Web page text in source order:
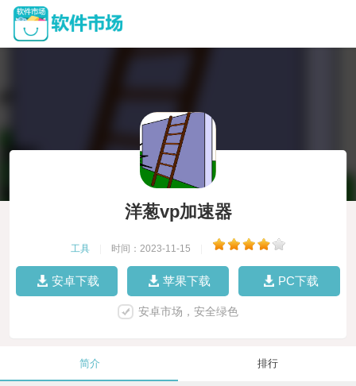
洋葱vp加速器
工具 时间：2023-11-15
安卓下载 苹果下载 PC下载
安卓市场，安全绿色
简介 排行